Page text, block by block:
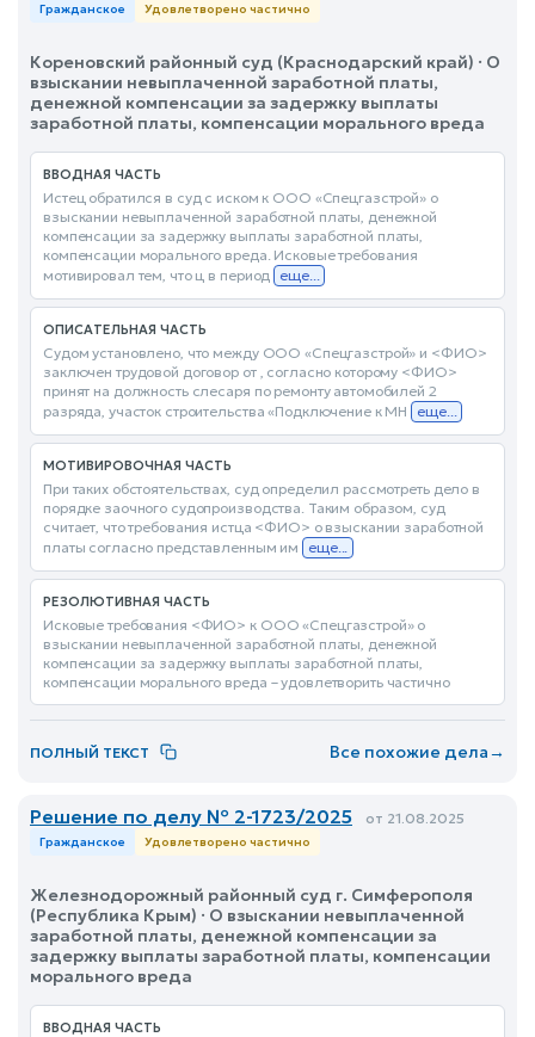
Гражданское Удовлетворено частично
Кореновский районный суд (Краснодарский край) · О
взыскании невыплаченной заработной платы,
денежной компенсации за задержку выплаты
заработной платы, компенсации морального вреда
ВВОДНАЯ ЧАСТЬ
Истец обратился в суд с иском к ООО «Спецгазстрой» о
взыскании невыплаченной заработной платы, денежной
компенсации за задержку выплаты заработной платы,
компенсации морального вреда. Исковые требования
мотивировал тем, что ц в период еще...
ОПИСАТЕЛЬНАЯ ЧАСТЬ
Судом установлено, что между ООО «Спецгазстрой» и <ФИО>
заключен трудовой договор от , согласно которому <ФИО>
принят на должность слесаря по ремонту автомобилей 2
разряда, участок строительства «Подключение к МН еще...
МОТИВИРОВОЧНАЯ ЧАСТЬ
При таких обстоятельствах, суд определил рассмотреть дело в
порядке заочного судопроизводства. Таким образом, суд
считает, что требования истца <ФИО> о взыскании заработной
платы согласно представленным им еще...
РЕЗОЛЮТИВНАЯ ЧАСТЬ
Исковые требования <ФИО> к ООО «Спецгазстрой» о
взыскании невыплаченной заработной платы, денежной
компенсации за задержку выплаты заработной платы,
компенсации морального вреда – удовлетворить частично
ПОЛНЫЙ ТЕКСТ Все похожие дела→
Решение по делу № 2-1723/2025 от 21.08.2025
Гражданское Удовлетворено частично
Железнодорожный районный суд г. Симферополя
(Республика Крым) · О взыскании невыплаченной
заработной платы, денежной компенсации за
задержку выплаты заработной платы, компенсации
морального вреда
ВВОДНАЯ ЧАСТЬ